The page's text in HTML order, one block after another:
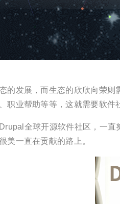
的发展，而生态的欣欣向荣
职业帮助等等，这就需要软件
全球开源软件社区，一
美一直在贡献的路上。